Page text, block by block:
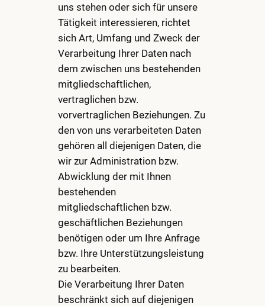
uns stehen oder sich für unsere
Tätigkeit interessieren, richtet
sich Art, Umfang und Zweck der
Verarbeitung Ihrer Daten nach
dem zwischen uns bestehenden
mitgliedschaftlichen,
vertraglichen bzw.
vorvertraglichen Beziehungen. Zu
den von uns verarbeiteten Daten
gehören all diejenigen Daten, die
wir zur Administration bzw.
Abwicklung der mit Ihnen
bestehenden
mitgliedschaftlichen bzw.
geschäftlichen Beziehungen
benötigen oder um Ihre Anfrage
bzw. Ihre Unterstützungsleistung
zu bearbeiten.
Die Verarbeitung Ihrer Daten
beschränkt sich auf diejenigen